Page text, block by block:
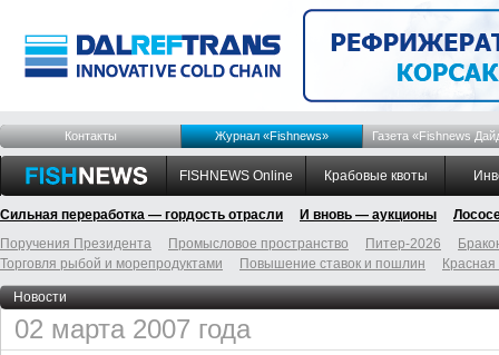
Контакты Журнал «Fishnews» Газета «Fishnews
FISHNEWS Online Крабовые квоты
Сильная переработка — гордость отрасли И вновь — аукционы
Поручения Президента
Промысловое пространство Питер-2026
Торговля рыбой и морепродуктами
Повышение ставок и пошлин
Новости
02 марта 2007 года